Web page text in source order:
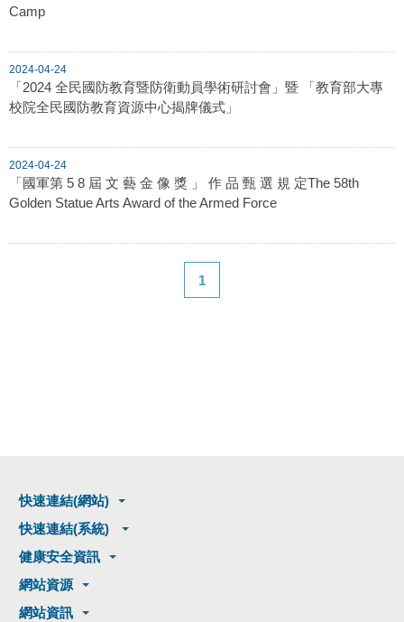
Camp
2024-04-24
「2024 全民國防教育暨防衛動員學術研討會」暨 「教育部大專
校院全民國防教育資源中心揭牌儀式」
2024-04-24
「國軍第 5 8 屆 文 藝 金 像 獎 」 作 品 甄 選 規 定The 58th
Golden Statue Arts Award of the Armed Force
1
快速連結(網站)
快速連結(系統)
健康安全資訊
網站資源
網站資訊